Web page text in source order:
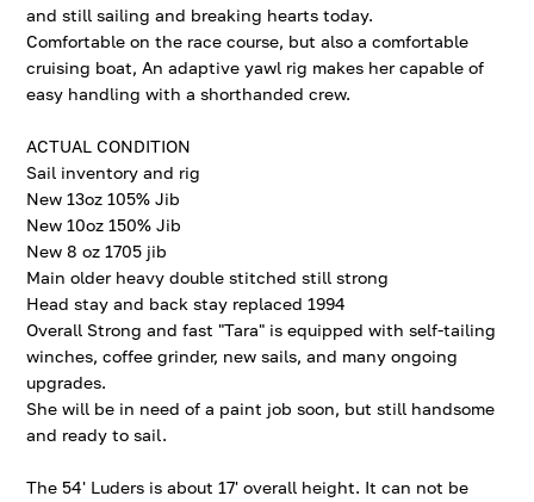
and still sailing and breaking hearts today.
Comfortable on the race course, but also a comfortable
cruising boat, An adaptive yawl rig makes her capable of
easy handling with a shorthanded crew.
ACTUAL CONDITION
Sail inventory and rig
New 13oz 105% Jib
New 10oz 150% Jib
New 8 oz 1705 jib
Main older heavy double stitched still strong
Head stay and back stay replaced 1994
Overall Strong and fast "Tara" is equipped with self-tailing
winches, coffee grinder, new sails, and many ongoing
upgrades.
She will be in need of a paint job soon, but still handsome
and ready to sail.
The 54' Luders is about 17' overall height. It can not be